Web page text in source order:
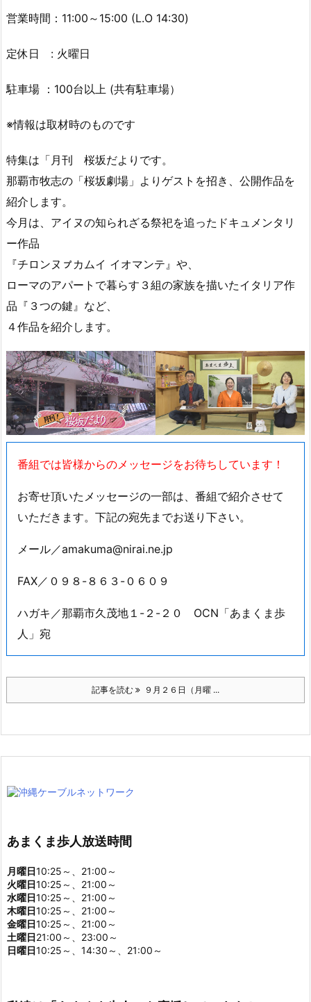
営業時間：11:00～15:00 (L.O 14:30)
定休日 : 火曜日
駐車場 ：100台以上 (共有駐車場）
※情報は取材時のものです
特集は「月刊 桜坂だよりです。
那覇市牧志の「桜坂劇場」よりゲストを招き、公開作品を
紹介します。
今月は、アイヌの知られざる祭祀を追ったドキュメンタリ
ー作品
『チロンヌㇷ゚カムイ イオマンテ』や、
ローマのアパートで暮らす３組の家族を描いたイタリア作
品『３つの鍵』など、
４作品を紹介します。
番組では皆様からのメッセージをお待ちしています！
お寄せ頂いたメッセージの一部は、番組で紹介させて
いただきます。下記の宛先までお送り下さい。
メール／amakuma@nirai.ne.jp
FAX／０９８-８６３-０６０９
ハガキ／那覇市久茂地１-２-２０ OCN「あまくま歩
人」宛
記事を読む ９月２６日（月曜 ...
あまくま歩人放送時間
月曜日10:25～、21:00～
火曜日10:25～、21:00～
水曜日10:25～、21:00～
木曜日10:25～、21:00～
金曜日10:25～、21:00～
土曜日21:00～、23:00～
日曜日10:25～、14:30～、21:00～